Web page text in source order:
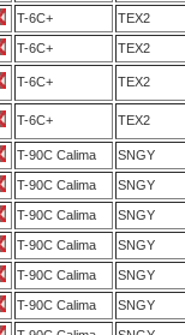
T-6C+ TEX2
T-6C+ TEX2
T-6C+ TEX2
T-6C+ TEX2
T-90C Calima SNGY
T-90C Calima SNGY
T-90C Calima SNGY
T-90C Calima SNGY
T-90C Calima SNGY
T-90C Calima SNGY